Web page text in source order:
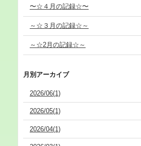
〜☆４月の記録☆〜
～☆３月の記録☆～
～☆2月の記録☆～
月別アーカイブ
2026/06(1)
2026/05(1)
2026/04(1)